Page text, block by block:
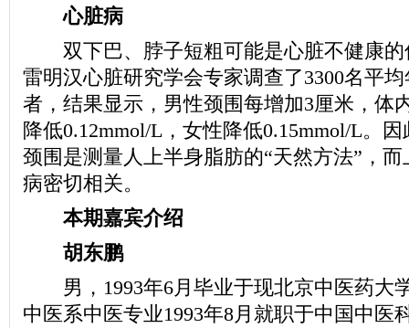
心脏病
双下巴、脖子短粗可能是心脏不健康的
雷明汉心脏研究学会专家调查了3300名平
者，结果显示，男性颈围每增加3厘米，体
降低0.12mmol/L，女性降低0.15mmol/L。
颈围是测量人上半身脂肪的“天然方法”，
病密切相关。
本期嘉宾介绍
胡东鹏
男，1993年6月毕业于现北京中医药大
中医系中医专业1993年8月就职于中国中医